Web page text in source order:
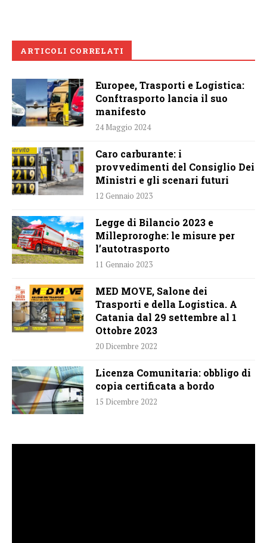
ARTICOLI CORRELATI
Europee, Trasporti e Logistica:
Conftrasporto lancia il suo
manifesto
24 Maggio 2024
Caro carburante: i
provvedimenti del Consiglio Dei
Ministri e gli scenari futuri
12 Gennaio 2023
Legge di Bilancio 2023 e
Milleproroghe: le misure per
l’autotrasporto
11 Gennaio 2023
MED MOVE, Salone dei
Trasporti e della Logistica. A
Catania dal 29 settembre al 1
Ottobre 2023
20 Dicembre 2022
Licenza Comunitaria: obbligo di
copia certificata a bordo
15 Dicembre 2022